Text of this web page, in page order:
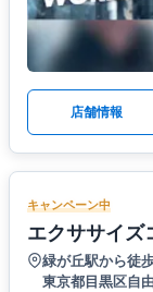
店舗情報
キャンペーン中
エクササイズ
緑が丘駅から徒
東京都目黒区自